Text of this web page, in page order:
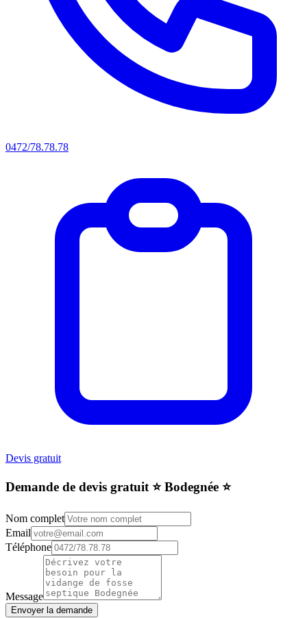
0472/78.78.78
Devis gratuit
Demande de devis gratuit ⭐️ Bodegnée ⭐️
Nom complet
Email
Téléphone
Message
Envoyer la demande